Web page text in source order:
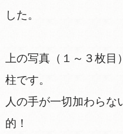
した。
上の写真（１～３枚
柱です。
人の手が一切加わら
的！